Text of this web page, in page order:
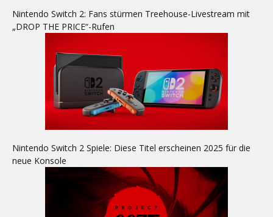
Nintendo Switch 2: Fans stürmen Treehouse-Livestream mit
„DROP THE PRICE“-Rufen
Nintendo Switch 2 Spiele: Diese Titel erscheinen 2025 für die
neue Konsole